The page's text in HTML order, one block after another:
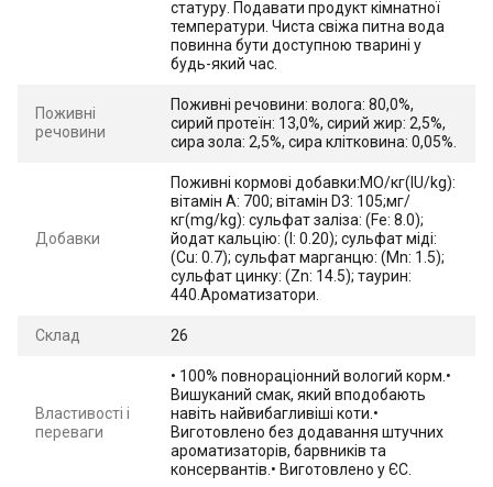
статуру. Подавати продукт кімнатної
температури. Чиста свіжа питна вода
повинна бути доступною тварині у
будь-який час.
Поживні
речовини
Поживні речовини: волога: 80,0%,
сирий протеїн: 13,0%, сирий жир: 2,5%,
сира зола: 2,5%, сира клітковина: 0,05%.
Добавки
Поживні кормові добавки:МО/кг(IU/kg):
вітамін А: 700; вітамін D3: 105;мг/
кг(mg/kg): сульфат заліза: (Fe: 8.0);
йодат кальцію: (I: 0.20); сульфат міді:
(Cu: 0.7); сульфат марганцю: (Mn: 1.5);
сульфат цинку: (Zn: 14.5); таурин:
440.Aроматизатори.
Склад 26
Властивості і
переваги
• 100% повнораціонний вологий корм.•
Вишуканий смак, який вподобають
навіть найвибагливіші коти.•
Виготовлено без додавання штучних
ароматизаторів, барвників та
консервантів.• Виготовлено у ЄС.